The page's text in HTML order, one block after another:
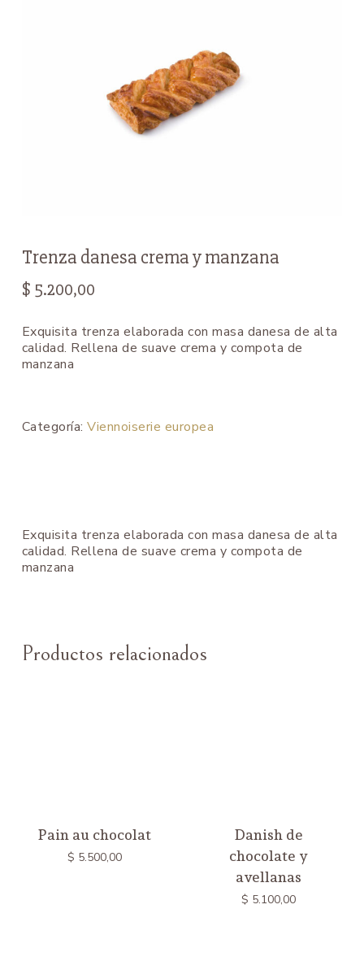
Trenza danesa crema y manzana
$ 5.200,00
Exquisita trenza elaborada con masa danesa de alta
calidad. Rellena de suave crema y compota de
manzana
Categoría:Viennoiserie europea
Exquisita trenza elaborada con masa danesa de alta
calidad. Rellena de suave crema y compota de
manzana
Productos relacionados
Pain au chocolat
$ 5.500,00
Danish de
chocolate y
avellanas
$ 5.100,00